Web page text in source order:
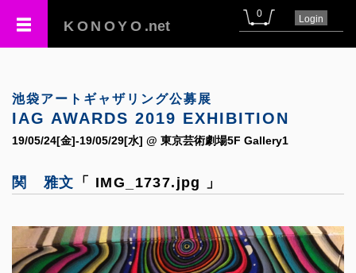
KONOYO .net
0 Login
池袋アートギャザリング公募展
IAG AWARDS 2019 EXHIBITION
19/05/24[金]-19/05/29[水] @ 東京芸術劇場5F Gallery1
関 雅文 「 IMG_1737.jpg 」